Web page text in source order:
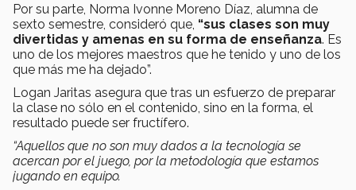
Por su parte, Norma Ivonne Moreno Díaz, alumna de
sexto semestre, consideró que, “sus clases son muy
divertidas y amenas en su forma de enseñanza. Es
uno de los mejores maestros que he tenido y uno de los
que más me ha dejado”.
Logan Jaritas asegura que tras un esfuerzo de preparar
la clase no sólo en el contenido, sino en la forma, el
resultado puede ser fructífero.
“Aquellos que no son muy dados a la tecnología se
acercan por el juego, por la metodología que estamos
jugando en equipo.